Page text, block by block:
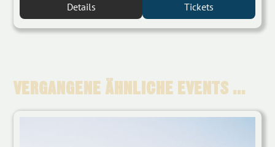
Details Tickets
VERGANGENE ÄHNLICHE EVENTS ...